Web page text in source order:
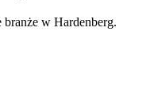
branże w Hardenberg.